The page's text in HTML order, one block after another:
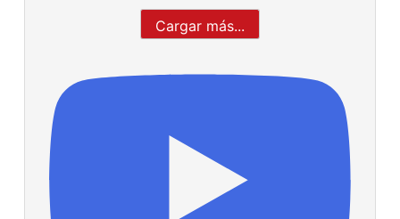
Cargar más...